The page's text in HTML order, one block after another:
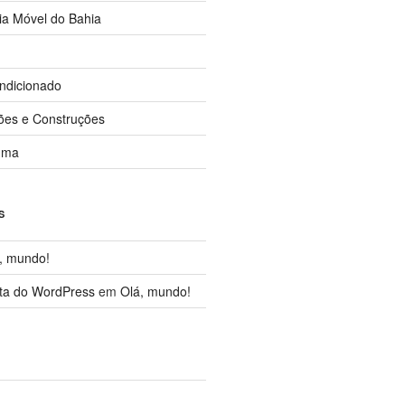
Móvel do Bahia
e Construções
mundo!
do WordPressem Olá, mundo!